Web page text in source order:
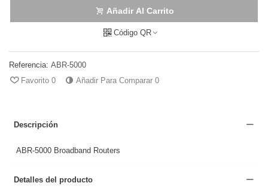
Añadir Al Carrito
Código QR
Referencia: ABR-5000
Favorito 0 Añadir Para Comparar 0
Descripción
ABR-5000 Broadband Routers
Detalles del producto